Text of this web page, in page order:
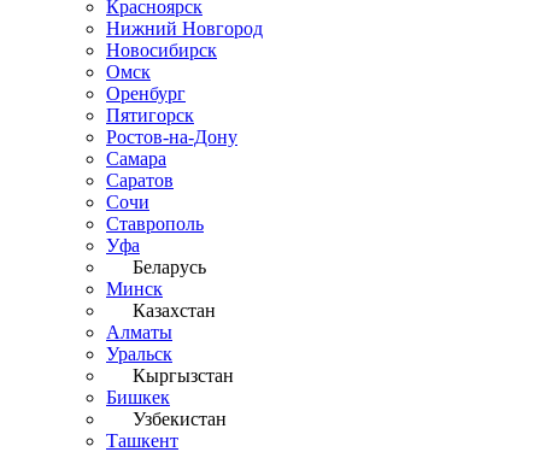
Красноярск
Нижний Новгород
Новосибирск
Омск
Оренбург
Пятигорск
Ростов-на-Дону
Самара
Саратов
Сочи
Ставрополь
Уфа
Беларусь
Минск
Казахстан
Алматы
Уральск
Кыргызстан
Бишкек
Узбекистан
Ташкент